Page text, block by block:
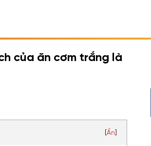
của ăn cơm trắng là
Ẩn